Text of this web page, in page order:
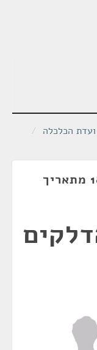
ועדת הכלכלה /
ישיבת ועדה של הכנסת ה-18 מתאריך